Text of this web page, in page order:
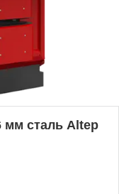
мм сталь Altep